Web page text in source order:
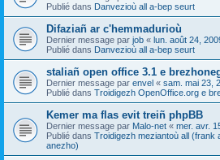
Publié dans Danvezioù all a-bep seurt
Difaziañ ar c'hemmadurioù
Dernier message par job « lun. août 24,
Publié dans Danvezioù all a-bep seurt
staliañ open office 3.1 e
Dernier message par envel « sam. mai 23,
Publié dans Troidigezh OpenOffice.org e
Kemer ma flas evit treiñ phpBB
Dernier message par Malo-net « mer. avr.
Publié dans Troidigezh meziantoù all (frank
anezho)